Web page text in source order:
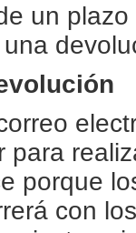
un
para
porque
con